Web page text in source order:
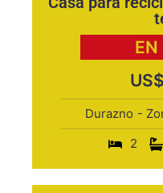
EN
US$
Durazno -
2